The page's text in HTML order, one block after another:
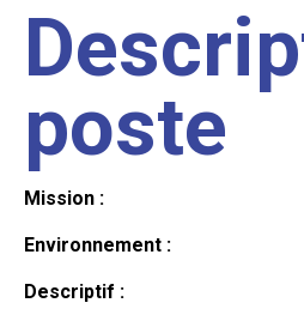
poste
Mission :
Environnement :
Descriptif :